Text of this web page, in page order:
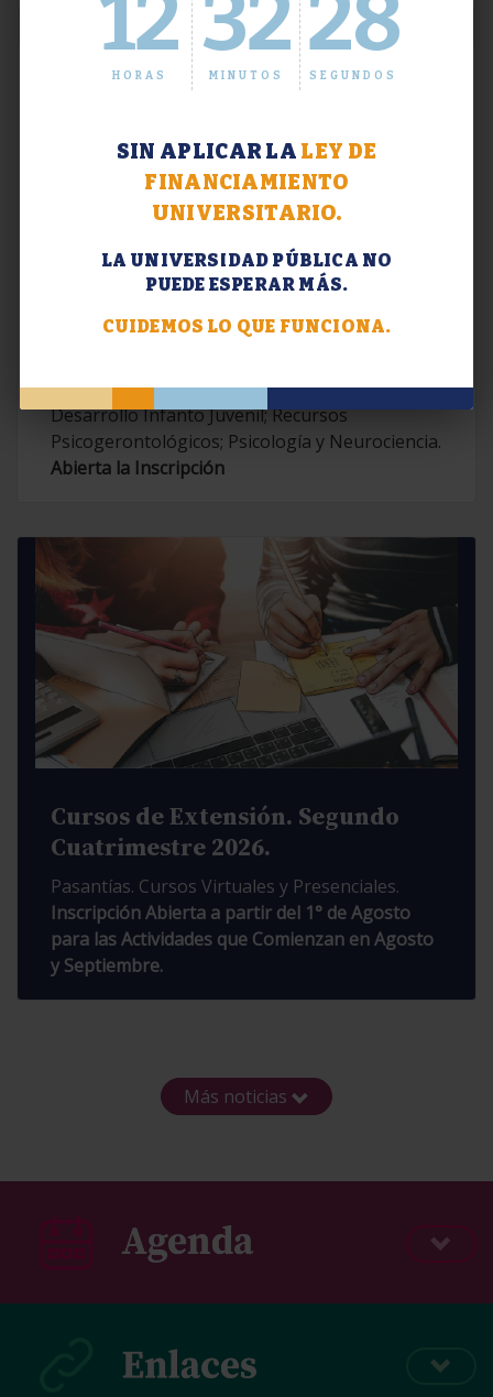
12
HORAS
32
MINUTOS
29
SEGUNDOS
SIN APLICAR LA LEY DE
FINANCIAMIENTO
UNIVERSITARIO.
LA UNIVERSIDAD PÚBLICA NO
PUEDE ESPERAR MÁS.
CUIDEMOS LO QUE FUNCIONA.
Extensión. Diplomaturas 2026.
Contemporáneas; Problemáticas en el
Desarrollo Infanto Juvenil; Recursos
Psicogerontológicos; Psicología y Neurociencia.
Abierta la Inscripción
Cursos de Extensión. Segundo
Cuatrimestre 2026.
Pasantías. Cursos Virtuales y Presenciales.
Inscripción Abierta a partir del 1° de Agosto
para las Actividades que Comienzan en Agosto
y Septiembre.
Más noticias